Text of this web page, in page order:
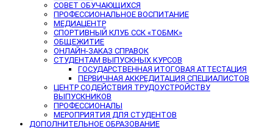
СОВЕТ ОБУЧАЮЩИХСЯ
ПРОФЕССИОНАЛЬНОЕ ВОСПИТАНИЕ
МЕДИАЦЕНТР
СПОРТИВНЫЙ КЛУБ ССК «ТОБМК»
ОБЩЕЖИТИЕ
ОНЛАЙН-ЗАКАЗ СПРАВОК
СТУДЕНТАМ ВЫПУСКНЫХ КУРСОВ
ГОСУДАРСТВЕННАЯ ИТОГОВАЯ АТТЕСТАЦИЯ
ПЕРВИЧНАЯ АККРЕДИТАЦИЯ СПЕЦИАЛИСТОВ
ЦЕНТР СОДЕЙСТВИЯ ТРУДОУСТРОЙСТВУ
ВЫПУСКНИКОВ
ПРОФЕССИОНАЛЫ
МЕРОПРИЯТИЯ ДЛЯ СТУДЕНТОВ
ДОПОЛНИТЕЛЬНОЕ ОБРАЗОВАНИЕ